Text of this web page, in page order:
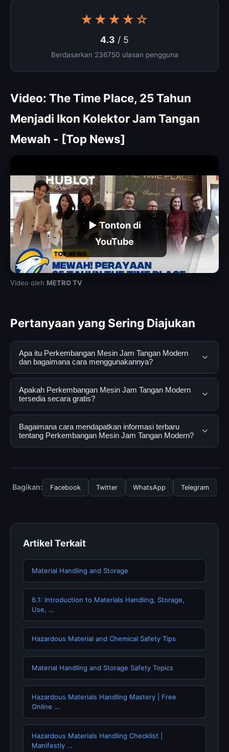
★★★★☆
4.3 / 5
Berdasarkan 236750 ulasan pengguna
Video: The Time Place, 25 Tahun
Menjadi Ikon Kolektor Jam Tangan
Mewah - [Top News]
▶ Tonton di
YouTube
Video oleh METRO TV
Pertanyaan yang Sering Diajukan
Apa itu Perkembangan Mesin Jam Tangan Modern
dan bagaimana cara menggunakannya?
Perkembangan Mesin Jam Tangan Modern adalah
layanan digital yang dirancang untuk membantu
pengguna mendapatkan informasi lengkap dan
terpercaya. Anda dapat menggunakannya dengan
mengunjungi situs resmi dan mengikuti panduan yang
tersedia.
Apakah Perkembangan Mesin Jam Tangan Modern
tersedia secara gratis?
Ya, Perkembangan Mesin Jam Tangan Modern dapat
diakses secara gratis oleh semua pengguna. Tidak ada
biaya tersembunyi atau langganan yang diperlukan
Bagaimana cara mendapatkan informasi terbaru
tentang Perkembangan Mesin Jam Tangan Modern?
mengunjungi halaman resmi kami secara berkala. Kami
selalu memperbarui konten dengan informasi terkini dan
Bagikan: Facebook Twitter WhatsApp Telegram
Artikel Terkait
Material Handling and Storage
6.1: Introduction to Materials Handling, Storage,
Use, …
Hazardous Material and Chemical Safety Tips
Material Handling and Storage Safety Topics
Hazardous Materials Handling Mastery | Free
Online …
Hazardous Materials Handling Checklist |
Manifestly …